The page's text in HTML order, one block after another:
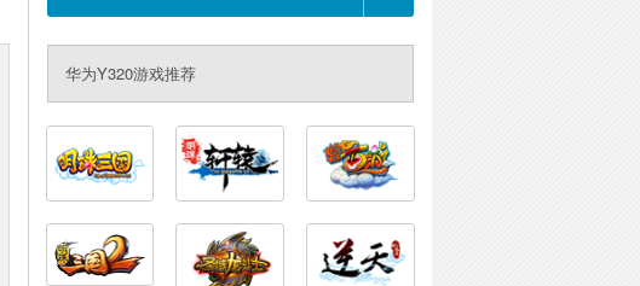
华为Y320游戏推荐